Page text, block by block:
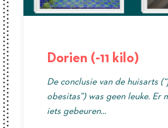
Dorien (-11 kilo)
De conclusie van de huisarts
obesitas”) was geen leuke. Er
iets gebeuren…